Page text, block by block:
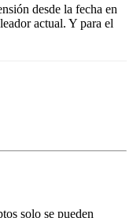
desde la fecha en
actual. Y para el
solo se pueden